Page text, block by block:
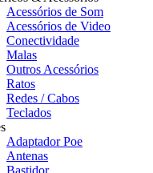
Acessórios de Som
Acessórios de Video
Conectividade
Malas
Outros Acessórios
Ratos
Redes / Cabos
Teclados
Adaptador Poe
Antenas
Bastidor